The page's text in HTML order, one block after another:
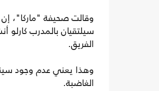
وقالت صحيفة "ماركا"، إن
سيلتقيان بالمدرب كارلو
الفريق.
وهذا يعني عدم وجود
الغاضبة.